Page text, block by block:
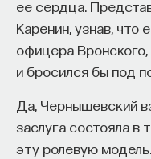
ее сердца.
Каренин, узнав, что
офицера
и бросился бы под
Да, Чернышевский
заслуга состояла в
эту ролевую
предсказать, какие
выпускника, но сама
отдельной
у него будут
на вопрос о целях